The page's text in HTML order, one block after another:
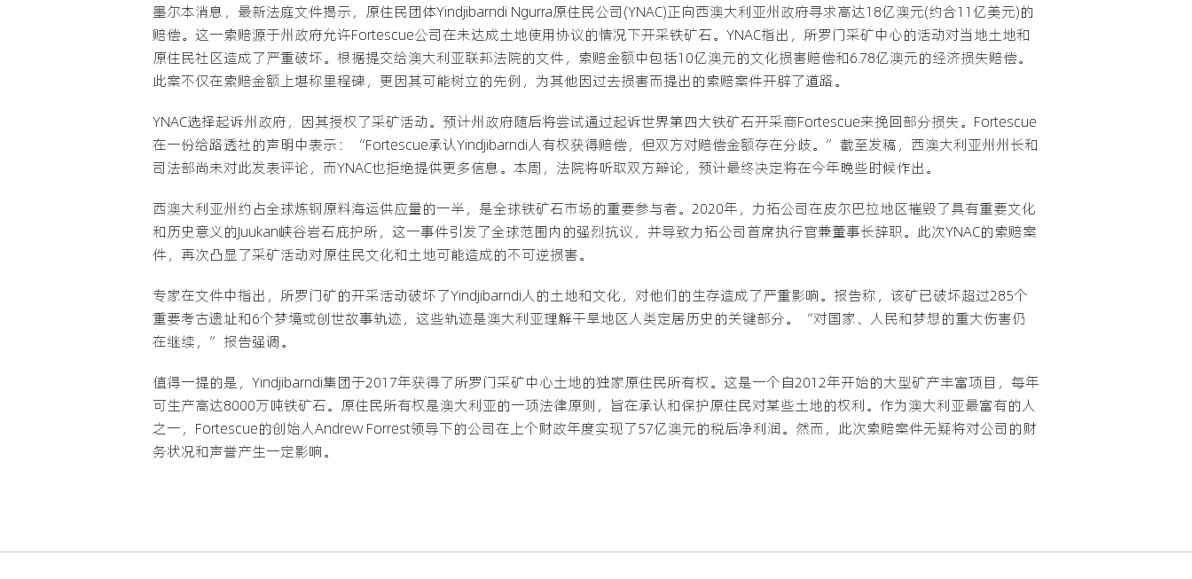
墨尔本消息，最新法庭文件揭示，原住民团体Yindjibarndi Ngurra原住民公司(YNAC)正向西澳大利亚州政府寻求高达18亿澳元(约合11亿美元)的
赔偿。这一索赔源于州政府允许Fortescue公司在未达成土地使用协议的情况下开采铁矿石。YNAC指出，所罗门采矿中心的活动对当地土地和
原住民社区造成了严重破坏。根据提交给澳大利亚联邦法院的文件，索赔金额中包括10亿澳元的文化损害赔偿和6.78亿澳元的经济损失赔偿。
此案不仅在索赔金额上堪称里程碑，更因其可能树立的先例，为其他因过去损害而提出的索赔案件开辟了道路。
YNAC选择起诉州政府，因其授权了采矿活动。预计州政府随后将尝试通过起诉世界第四大铁矿石开采商Fortescue来挽回部分损失。Fortescue
在一份给路透社的声明中表示：“Fortescue承认Yindjibarndi人有权获得赔偿，但双方对赔偿金额存在分歧。”截至发稿，西澳大利亚州州长和
司法部尚未对此发表评论，而YNAC也拒绝提供更多信息。本周，法院将听取双方辩论，预计最终决定将在今年晚些时候作出。
西澳大利亚州约占全球炼钢原料海运供应量的一半，是全球铁矿石市场的重要参与者。2020年，力拓公司在皮尔巴拉地区摧毁了具有重要文化
和历史意义的Juukan峡谷岩石庇护所，这一事件引发了全球范围内的强烈抗议，并导致力拓公司首席执行官兼董事长辞职。此次YNAC的索赔案
件，再次凸显了采矿活动对原住民文化和土地可能造成的不可逆损害。
专家在文件中指出，所罗门矿的开采活动破坏了Yindjibarndi人的土地和文化，对他们的生存造成了严重影响。报告称，该矿已破坏超过285个
重要考古遗址和6个梦境或创世故事轨迹，这些轨迹是澳大利亚理解干旱地区人类定居历史的关键部分。“对国家、人民和梦想的重大伤害仍
在继续，”报告强调。
值得一提的是，Yindjibarndi集团于2017年获得了所罗门采矿中心土地的独家原住民所有权。这是一个自2012年开始的大型矿产丰富项目，每年
可生产高达8000万吨铁矿石。原住民所有权是澳大利亚的一项法律原则，旨在承认和保护原住民对某些土地的权利。作为澳大利亚最富有的人
之一，Fortescue的创始人Andrew Forrest领导下的公司在上个财政年度实现了57亿澳元的税后净利润。然而，此次索赔案件无疑将对公司的财
务状况和声誉产生一定影响。